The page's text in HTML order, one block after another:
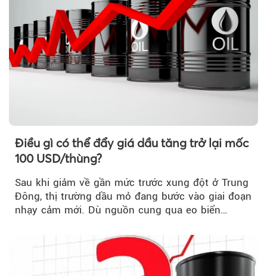
Điều gì có thể đẩy giá dầu tăng trở lại mốc
100 USD/thùng?
Sau khi giảm về gần mức trước xung đột ở Trung
Đông, thị trường dầu mỏ đang bước vào giai đoạn
nhạy cảm mới. Dù nguồn cung qua eo biển